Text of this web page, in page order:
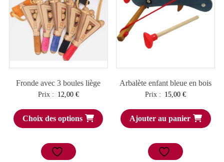
Fronde avec 3 boules liège
Prix : 12,00 €
Choix des options
Arbalète enfant bleue en bois
Prix : 15,00€
Ajouter au panier